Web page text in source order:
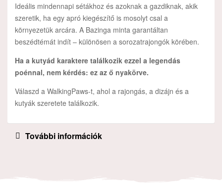
Ideális mindennapi sétákhoz és azoknak a gazdiknak, akik
szeretik, ha egy apró kiegészítő is mosolyt csal a
környezetük arcára. A Bazinga minta garantáltan
beszédtémát indít – különösen a sorozatrajongók körében.
Ha a kutyád karaktere találkozik ezzel a legendás
poénnal, nem kérdés: ez az ő nyakörve.
Válaszd a WalkingPaws-t, ahol a rajongás, a dizájn és a
kutyák szeretete találkozik.
További információk